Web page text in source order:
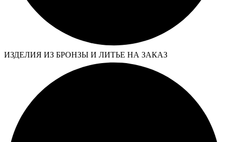
ИЗДЕЛИЯ ИЗ БРОНЗЫ И ЛИТЬЕ НА ЗАКАЗ